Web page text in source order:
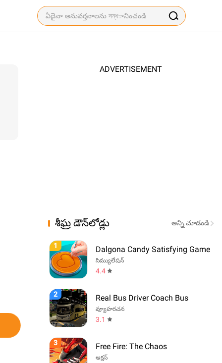
ADVERTISEMENT
శీఘ్ర డౌన్‌లోడ్లు అన్ని చూడండి
1 Dalgona Candy Satisfying Game
సిమ్యులేషన్
4.4
2 Real Bus Driver Coach Bus
వ్యూహరచన
3.1
3 Free Fire: The Chaos
ఆక్షన్